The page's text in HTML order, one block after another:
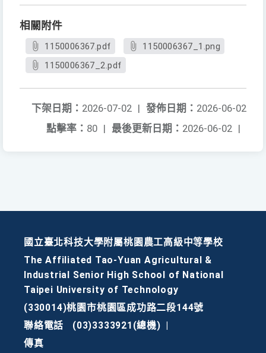
相關附件
1150006367.pdf
1150006367_1.png
1150006367_2.pdf
發佈日期： 2026-06-02
下架日期： 2026-07-02 |
最後更新日期： 2026-06-02 |
點擊率： 80 |
國立臺北科技大學附屬桃園農工高級中等學校
The Affiliated Tao-Yuan Agricultural &
Industrial Senior High School of National
Taipei University of Technology
(330014)桃園市桃園區成功路二段144號
聯絡電話
(03)3333921(總機)
傳真